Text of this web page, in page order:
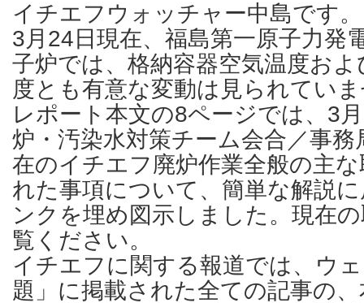
イチエフウォッチャー中島です。
3月24日現在、福島第一原子力発
子炉では、格納容器空気温度お
度とも有意な変動は見られてい
レポート本文の8ページでは、3
炉・汚染水対策チーム会合／事
在のイチエフ廃炉作業全般の主
れた事項について、簡単な解説
ンクを埋め図示しました。現在
覧ください。
イチエフに関する報道では、ウ
題」に掲載された全ての記事の